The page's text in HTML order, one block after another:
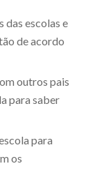
das escolas e
de acordo
outros pais
para saber
para
os